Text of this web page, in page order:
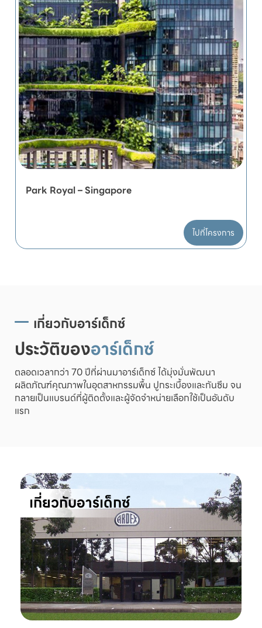
Park Royal – Singapore
ไปที่โครงการ
เกี่ยวกับอาร์เด็กซ์
ประวัติของอาร์เด็กซ์
ตลอดเวลากว่า 70 ปีที่ผ่านมาอาร์เด็กซ์ ได้มุ่งมั่นพัฒนา
ผลิตภัณฑ์คุณภาพในอุตสาหกรรมพื้น ปูกระเบื้องและกันซึม จน
กลายเป็นแบรนด์ที่ผู้ติดตั้งและผู้จัดจำหน่ายเลือกใช้เป็นอันดับ
แรก
เกี่ยวกับอาร์เด็กซ์